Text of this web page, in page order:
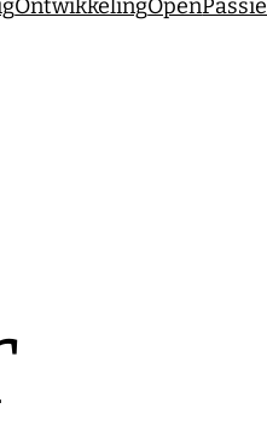
OntwikkelingOpenPassie